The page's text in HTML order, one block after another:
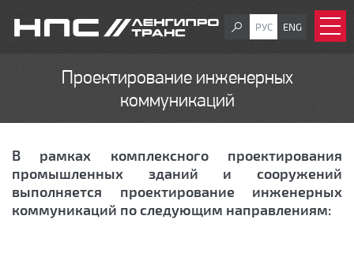
РУС ENG
Проектирование инженерных
коммуникаций
В рамках комплексного проектирования
промышленных зданий и сооружений
выполняется проектирование инженерных
коммуникаций по следующим направлениям: